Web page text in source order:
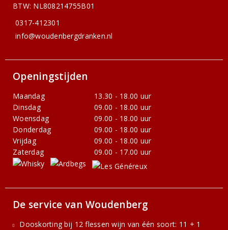
BTW: NL808214755B01
0317-412301
info@woudenbergdranken.nl
Openingstijden
Maandag
13.30 - 18.00 uur
Dinsdag
09.00 - 18.00 uur
Woensdag
09.00 - 18.00 uur
Donderdag
09.00 - 18.00 uur
Vrijdag
09.00 - 18.00 uur
Zaterdag
09.00 - 17.00 uur
De service van Woudenberg
Dooskorting bij 12 flessen wijn van één soort: 11 + 1